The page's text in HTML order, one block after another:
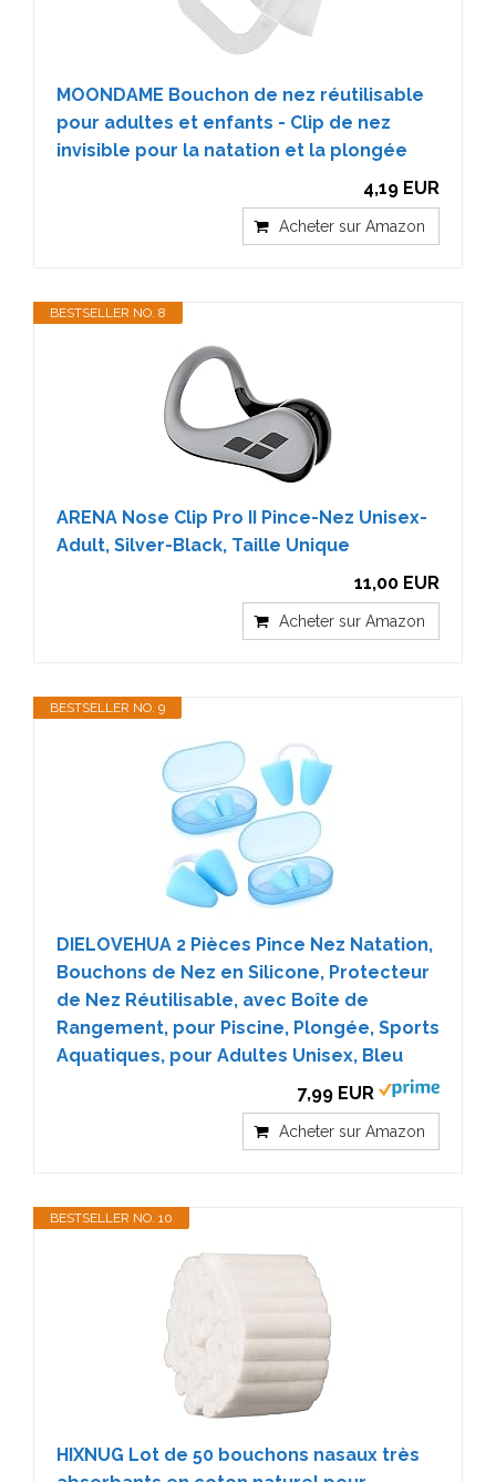
MOONDAME Bouchon de nez réutilisable
pour adultes et enfants - Clip de nez
invisible pour la natation et la plongée
4,19 EUR
Acheter sur Amazon
BESTSELLER NO. 8
ARENA Nose Clip Pro II Pince-Nez Unisex-
Adult, Silver-Black, Taille Unique
11,00 EUR
Acheter sur Amazon
BESTSELLER NO. 9
DIELOVEHUA 2 Pièces Pince Nez Natation,
Bouchons de Nez en Silicone, Protecteur
de Nez Réutilisable, avec Boîte de
Rangement, pour Piscine, Plongée, Sports
Aquatiques, pour Adultes Unisex, Bleu
7,99 EUR
Acheter sur Amazon
BESTSELLER NO. 10
HIXNUG Lot de 50 bouchons nasaux très